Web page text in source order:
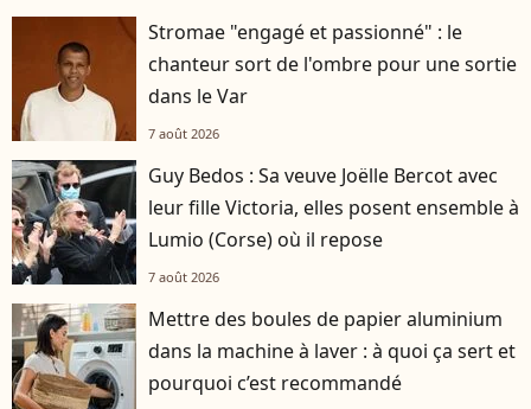
Stromae "engagé et passionné" : le
chanteur sort de l'ombre pour une sortie
dans le Var
7 août 2026
Guy Bedos : Sa veuve Joëlle Bercot avec
leur fille Victoria, elles posent ensemble à
Lumio (Corse) où il repose
7 août 2026
Mettre des boules de papier aluminium
dans la machine à laver : à quoi ça sert et
pourquoi c’est recommandé